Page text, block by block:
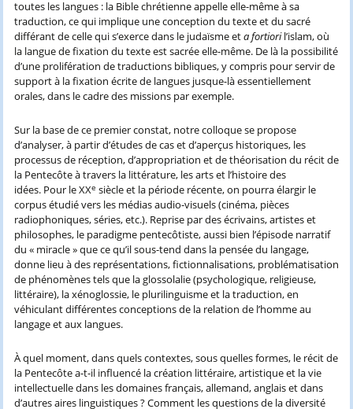
toutes les langues : la Bible chrétienne appelle elle-même à sa
traduction, ce qui implique une conception du texte et du sacré
différant de celle qui s’exerce dans le judaïsme eta fortioril’islam, où
la langue de fixation du texte est sacrée elle-même. De là la possibilité
d’une prolifération de traductions bibliques, y compris pour servir de
support à la fixation écrite de langues jusque-là essentiellement
orales, dans le cadre des missions par exemple.
Sur la base de ce premier constat, notre colloque se propose
d’analyser, à partir d’études de cas et d’aperçus historiques, les
processus de réception, d’appropriation et de théorisation du récit de
la Pentecôte à travers la littérature, les arts et l’histoire des
idées. Pour le XXe siècle et la période récente, on pourra élargir le
corpus étudié vers les médias audio-visuels (cinéma, pièces
radiophoniques, séries, etc.). Reprise par des écrivains, artistes et
philosophes, le paradigme pentecôtiste, aussi bien l’épisode narratif
du « miracle » que ce qu’il sous-tend dans la pensée du langage,
donne lieu à des représentations, fictionnalisations, problématisation
de phénomènes tels que la glossolalie (psychologique, religieuse,
littéraire), la xénoglossie, le plurilinguisme et la traduction, en
véhiculant différentes conceptions de la relation de l’homme au
langage et aux langues.
À quel moment, dans quels contextes, sous quelles formes, le récit de
la Pentecôte a-t-il influencé la création littéraire, artistique et la vie
intellectuelle dans les domaines français, allemand, anglais et dans
d’autres aires linguistiques ? Comment les questions de la diversité